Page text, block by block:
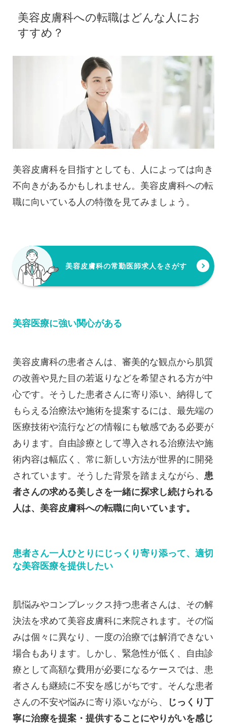
美容皮膚科への転職はどんな人にお
すすめ？
美容皮膚科を目指すとしても、人によっては向き
不向きがあるかもしれません。美容皮膚科への転
職に向いている人の特徴を見てみましょう。
美容皮膚科の常勤医師求人をさがす
美容医療に強い関心がある
美容皮膚科の患者さんは、審美的な観点から肌質
の改善や見た目の若返りなどを希望される方が中
心です。そうした患者さんに寄り添い、納得して
もらえる治療法や施術を提案するには、最先端の
医療技術や流行などの情報にも敏感である必要が
あります。自由診療として導入される治療法や施
術内容は幅広く、常に新しい方法が世界的に開発
されています。そうした背景を踏まえながら、 患
者さんの求める美しさを一緒に探求し続けられる
人は、美容皮膚科への転職に向いています。
患者さん一人ひとりにじっくり寄り添って、適切
な美容医療を提供したい
肌悩みやコンプレックス持つ患者さんは、その解
決法を求めて美容皮膚科に来院されます。その悩
みは個々に異なり、一度の治療では解消できない
場合もあります。しかし、緊急性が低く、自由診
療として高額な費用が必要になるケースでは、患
者さんも継続に不安を感じがちです。そんな患者
さんの不安や悩みに寄り添いながら、
じっくり丁
寧に治療を提案・提供することにやりがいを感じ